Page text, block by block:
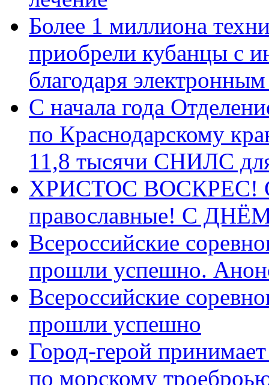
Более 1 миллиона
приобрели кубанцы с
благодаря
С начала года
по Краснодарскому
11,8 тысячи СНИЛС
ХРИСТОС ВОСКРЕС! С
православные! C
Всероссийские
прошли успешно.
Всероссийские
прошли успешно
Город-герой
по морскому